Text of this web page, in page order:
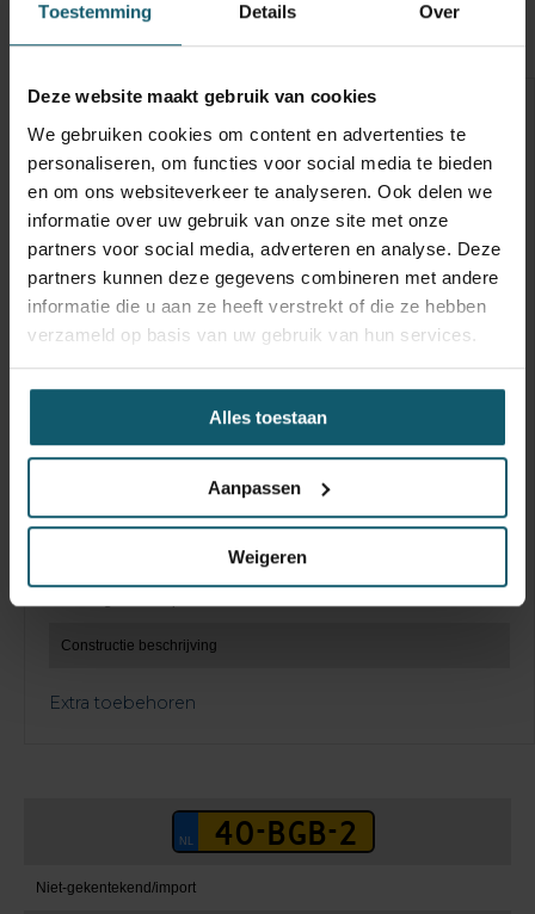
Toestemming Details Over
Deze website maakt gebruik van cookies
We gebruiken cookies om content en advertenties te
personaliseren, om functies voor social media te bieden
en om ons websiteverkeer te analyseren. Ook delen we
informatie over uw gebruik van onze site met onze
partners voor social media, adverteren en analyse. Deze
partners kunnen deze gegevens combineren met andere
informatie die u aan ze heeft verstrekt of die ze hebben
verzameld op basis van uw gebruik van hun services.
Alles toestaan
Aanpassen
Weigeren
Opbouw Opties Technische staat
Carrosseriebouwer
Laadbaklengte
Breedte
Hoogte
Doorgang
Capaciteit
Constructie beschrijving
Extra toebehoren
Niet-gekentekend/import